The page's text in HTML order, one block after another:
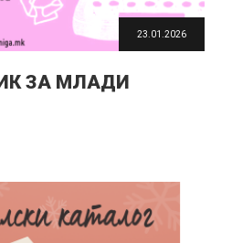
23.01.2026
ЗА МЛАДИ